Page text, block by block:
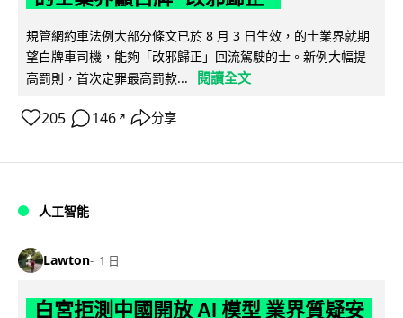
規管網約車法例大部分條文已於 8 月 3 日生效，的士業界就期
望白牌車司機，能夠「改邪歸正」回流駕駛的士。新例大幅提
高罰則，首次定罪最高罰款...
閱讀全文
205 146 ↗ 分享
人工智能
Lawton 1 日
白宮拒測中國開放 AI 模型 業界質疑安